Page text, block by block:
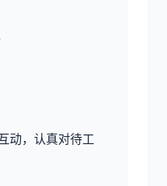
动，认真对待工